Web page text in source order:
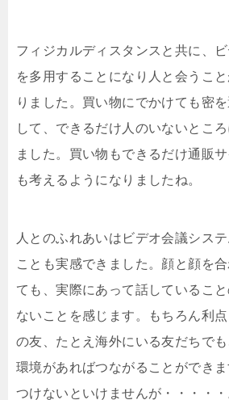
フィジカルディスタンスと共に、
を多用することになり人と会うこ
りました。買い物にでかけても密
して、できるだけ人のいないとこ
ました。買い物もできるだけ通販
も考えるようになりましたね。
人とのふれあいはビデオ会議シス
ことも実感できました。顔と顔を
ても、実際にあって話しているこ
ないことを感じます。もちろん利点
の友、たとえ海外にいる友だちで
環境があればつながることができ
つけないといけませんが・・・・・